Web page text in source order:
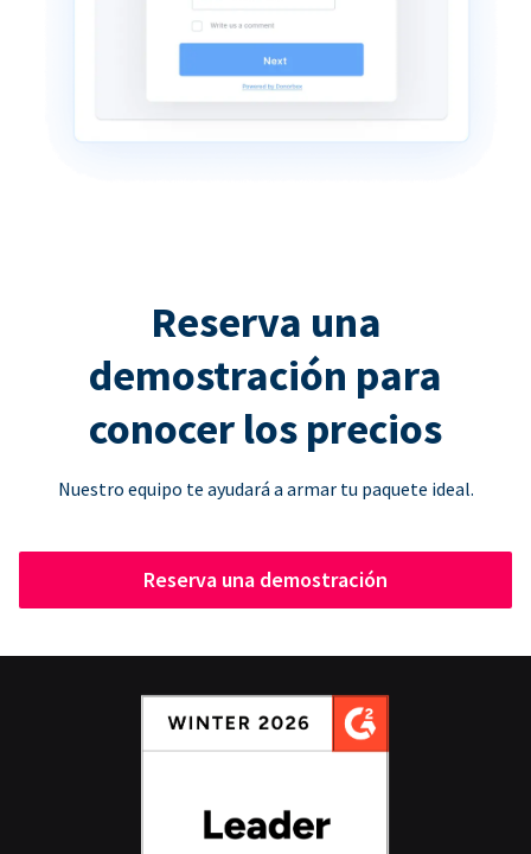
Reserva una
demostración para
conocer los precios
Nuestro equipo te ayudará a armar tu paquete ideal.
Reserva una demostración